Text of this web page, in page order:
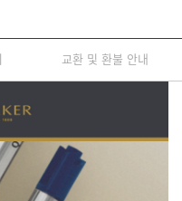
교환 및 환불 안내